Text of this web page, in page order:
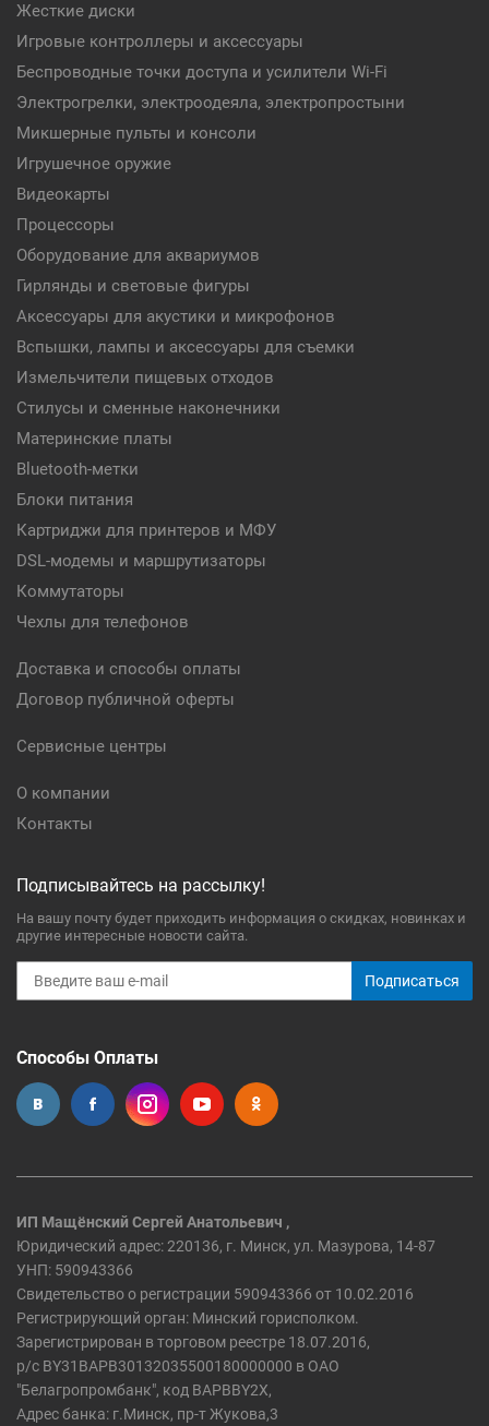
Жесткие диски
Игровые контроллеры и аксессуары
Беспроводные точки доступа и усилители Wi-Fi
Электрогрелки, электроодеяла, электропростыни
Микшерные пульты и консоли
Игрушечное оружие
Видеокарты
Процессоры
Оборудование для аквариумов
Гирлянды и световые фигуры
Аксессуары для акустики и микрофонов
Вспышки, лампы и аксессуары для съемки
Измельчители пищевых отходов
Стилусы и сменные наконечники
Материнские платы
Bluetooth-метки
Блоки питания
Картриджи для принтеров и МФУ
DSL-модемы и маршрутизаторы
Коммутаторы
Чехлы для телефонов
Доставка и способы оплаты
Договор публичной оферты
Сервисные центры
О компании
Контакты
Подписывайтесь на рассылку!
На вашу почту будет приходить информация о скидках, новинках и
другие интересные новости сайта.
Подписаться
Способы Оплаты
ИП Мащёнский Сергей Анатольевич ,
Юридический адрес: 220136, г. Минск, ул. Мазурова, 14-87
УНП: 590943366
Свидетельство о регистрации 590943366 от 10.02.2016
Регистрирующий орган: Минский горисполком.
Зарегистрирован в торговом реестре 18.07.2016,
р/c BY31BAPB30132035500180000000 в ОАО
"Белагропромбанк", код BAPBBY2X,
Адрес банка: г.Минск, пр-т Жукова,3